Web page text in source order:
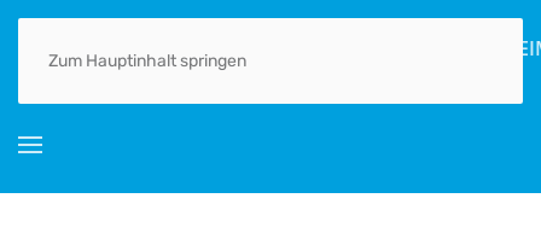
Zum Hauptinhalt springen
HOME AKTUELLES ORTSGESCHICHTE(N) GEWERBE